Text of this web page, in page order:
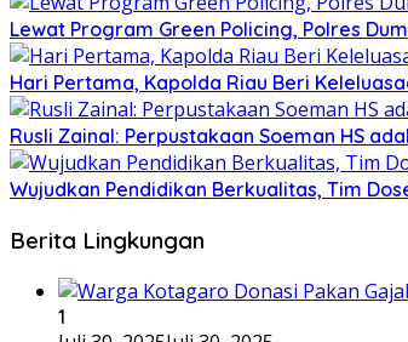
Lewat Program Green Policing, Polres
Hari Pertama, Kapolda Riau Beri
Rusli Zainal: Perpustakaan Soeman HS
Wujudkan Pendidikan Berkualitas, Tim
Berita Lingkungan
1